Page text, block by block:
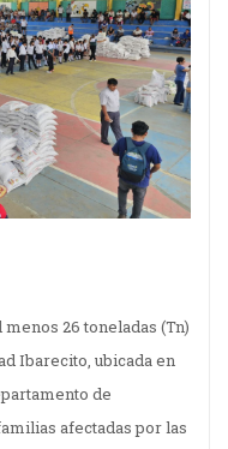
26 toneladas (Tn)
Ibarecito, ubicada en
de
afectadas por las